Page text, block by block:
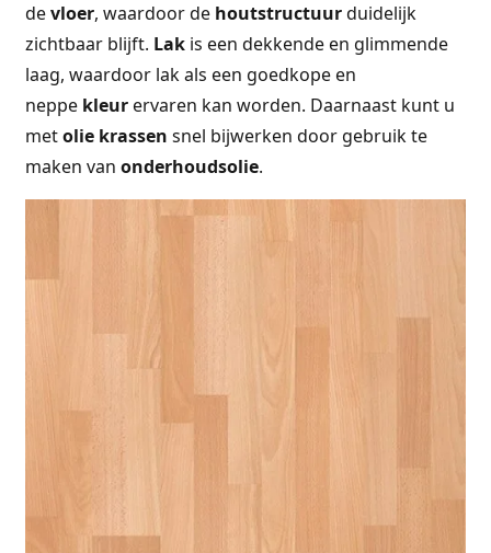
devloer, waardoor de houtstructuurduidelijk
zichtbaar blijft. Lakis een dekkende en glimmende
laag, waardoor lak als een goedkope en
neppe kleurervaren kan worden. Daarnaast kunt u
metolie krassen snel bijwerken door gebruik te
maken van onderhoudsolie.